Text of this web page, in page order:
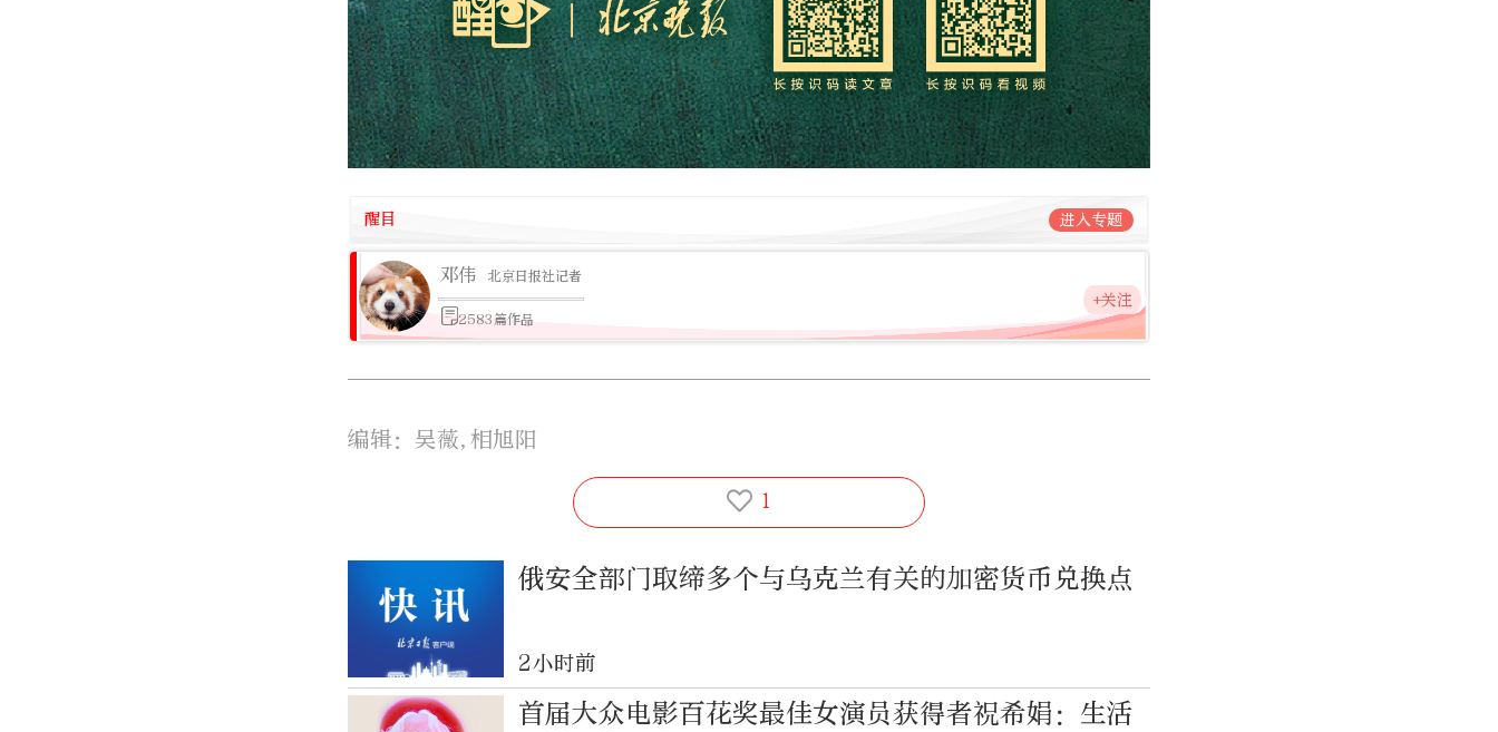
醒目 进入专题
邓伟 北京日报社记者
2583篇作品
+关注
编辑：吴薇,相旭阳
1
俄安全部门取缔多个与乌克兰有关的加密货币兑换点
2小时前
首届大众电影百花奖最佳女演员获得者祝希娟：生活